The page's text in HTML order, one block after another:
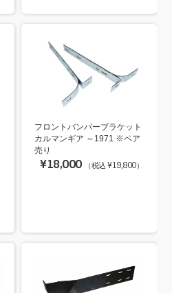
フロントバンパーブラケット
カルマンギア ～1971 ※ペア
売り
¥18,000 （税込 ¥19,800）